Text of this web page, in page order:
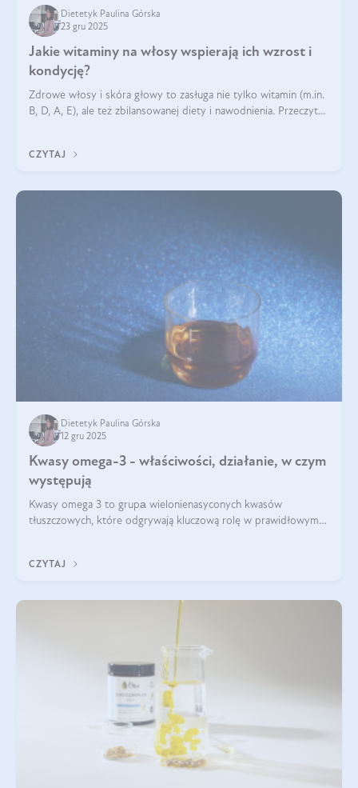
Dietetyk Paulina Górska
23 gru 2025
Jakie witaminy na włosy wspierają ich wzrost i
kondycję?
Zdrowe włosy i skóra głowy to zasługa nie tylko witamin (m.in.
B, D, A, E), ale też zbilansowanej diety i nawodnienia. Przeczytaj
CZYTAJ
Dietetyk Paulina Górska
12 gru 2025
Kwasy omega-3 - właściwości, działanie, w czym
występują
Kwasy omega 3 to grupа wielonienasyconych kwasów
tłuszczowych, które odgrywają kluczową rolę w prawidłowym
CZYTAJ